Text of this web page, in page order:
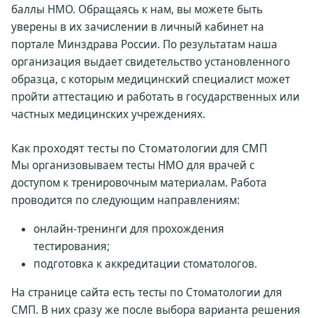
баллы НМО. Обращаясь к нам, вы можете быть
уверены в их зачислении в личный кабинет на
портале Минздрава России. По результатам наша
организация выдает свидетельство установленного
образца, с которым медицинский специалист может
пройти аттестацию и работать в государственных или
частных медицинских учреждениях.
Как проходят тесты по Стоматологии для СМП
Мы организовываем тесты НМО для врачей с
доступом к тренировочным материалам. Работа
проводится по следующим направлениям:
онлайн-тренинги для прохождения
тестирования;
подготовка к аккредитации стоматологов.
На странице сайта есть тесты по Стоматологии для
СМП. В них сразу же после выбора варианта решения